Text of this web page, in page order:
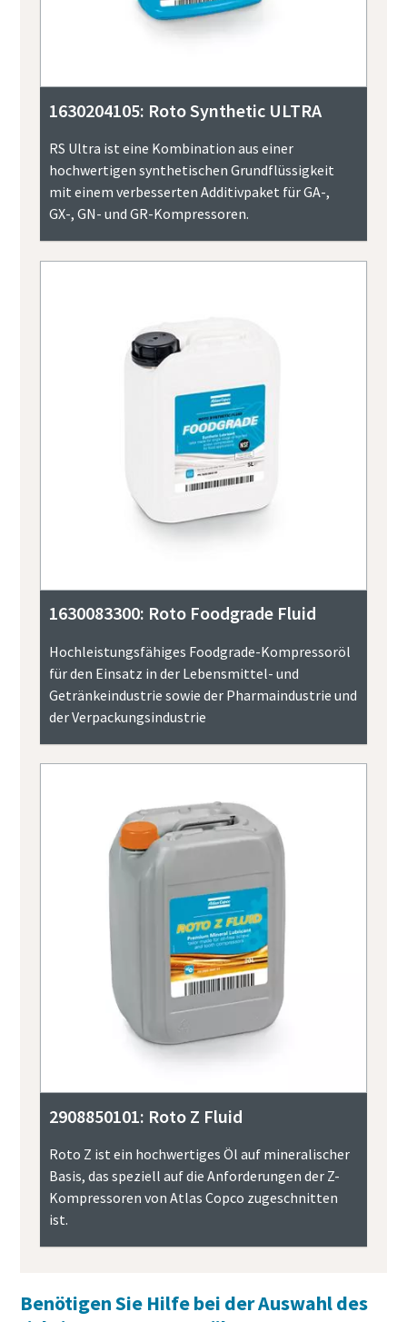
1630204105: Roto Synthetic ULTRA
RS Ultra ist eine Kombination aus einer
hochwertigen synthetischen Grundflüssigkeit
mit einem verbesserten Additivpaket für GA-,
GX-, GN- und GR-Kompressoren.
1630083300: Roto Foodgrade Fluid
Hochleistungsfähiges Foodgrade-Kompressoröl
für den Einsatz in der Lebensmittel- und
Getränkeindustrie sowie der Pharmaindustrie und
der Verpackungsindustrie
2908850101: Roto Z Fluid
Roto Z ist ein hochwertiges Öl auf mineralischer
Basis, das speziell auf die Anforderungen der Z-
Kompressoren von Atlas Copco zugeschnitten
ist.
Benötigen Sie Hilfe bei der Auswahl des